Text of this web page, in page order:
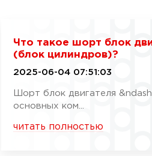
Что такое шорт блок
(блок цилиндров)?
2025-06-04 07:51:03
Шорт блок двигателя
основных ком...
читать полностью